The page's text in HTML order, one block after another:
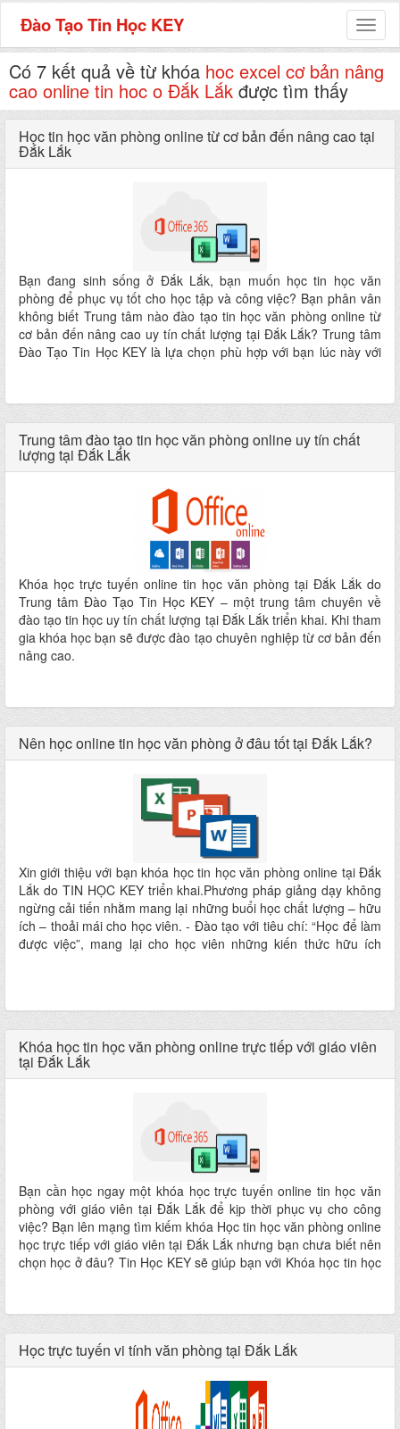
Đào Tạo Tin Học KEY
Có 7 kết quả về từ khóa hoc excel cơ bản nâng
cao online tin hoc o Đắk Lắk được tìm thấy
Học tin học văn phòng online từ cơ bản đến nâng cao tại
Đắk Lắk
Bạn đang sinh sống ở Đắk Lắk, bạn muốn học tin học văn
phòng để phục vụ tốt cho học tập và công việc? Bạn phân vân
không biết Trung tâm nào đào tạo tin học văn phòng online từ
cơ bản đến nâng cao uy tín chất lượng tại Đắk Lắk? Trung tâm
Đào Tạo Tin Học KEY là lựa chọn phù hợp với bạn lúc này với
Trung tâm đào tạo tin học văn phòng online uy tín chất
lượng tại Đắk Lắk
Khóa học trực tuyến online tin học văn phòng tại Đắk Lắk do
Trung tâm Đào Tạo Tin Học KEY – một trung tâm chuyên về
đào tạo tin học uy tín chất lượng tại Đắk Lắk triển khai. Khi tham
gia khóa học bạn sẽ được đào tạo chuyên nghiệp từ cơ bản đến
nâng cao.
Nên học online tin học văn phòng ở đâu tốt tại Đắk Lắk?
Xin giới thiệu với bạn khóa học tin học văn phòng online tại Đắk
Lắk do TIN HỌC KEY triển khai.Phương pháp giảng dạy không
ngừng cải tiến nhằm mang lại những buổi học chất lượng – hữu
ích – thoải mái cho học viên. - Đào tạo với tiêu chí: “Học để làm
được việc”, mang lại cho học viên những kiến thức hữu ích
mạng là có thể tham gia.
Khóa học tin học văn phòng online trực tiếp với giáo viên
tại Đắk Lắk
Bạn cần học ngay một khóa học trực tuyến online tin học văn
phòng với giáo viên tại Đắk Lắk để kịp thời phục vụ cho công
việc? Bạn lên mạng tìm kiếm khóa Học tin học văn phòng online
học trực tiếp với giáo viên tại Đắk Lắk nhưng bạn chưa biết nên
chọn học ở đâu? Tin Học KEY sẽ giúp bạn với Khóa học tin học
sẽ thành thạo tin học văn phòng từ cơ bản đến nâng cao ngay
sau khóa học này.
Học trực tuyến vi tính văn phòng tại Đắk Lắk